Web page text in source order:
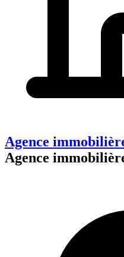
Agence
Agence